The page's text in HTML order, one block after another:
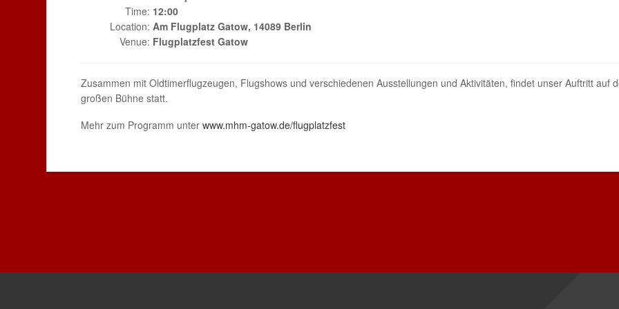
Time: 12:00
Location: Am Flugplatz Gatow, 14089 Berlin
Venue: Flugplatzfest Gatow
Zusammen mit Oldtimerflugzeugen, Flugshows und verschiedenen Ausstellungen und Aktivitäten, findet unser Auftritt auf
großen Bühne statt.
Mehr zum Programm unter www.mhm-gatow.de/flugplatzfest